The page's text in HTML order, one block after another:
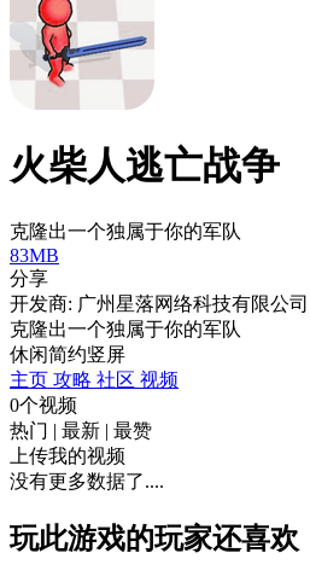
火柴人逃亡战争
克隆出一个独属于你的军队
83MB
分享
开发商: 广州星落网络科技有限公司
克隆出一个独属于你的军队
休闲简约竖屏
主页 攻略 社区 视频
0个视频
热门 | 最新 | 最赞
上传我的视频
没有更多数据了....
玩此游戏的玩家还喜欢